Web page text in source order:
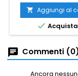
 Aggiungi al

Commenti
Ancora